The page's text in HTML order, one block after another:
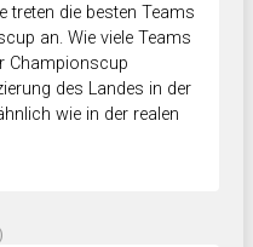
treten die besten Teams
an. Wie viele Teams
Championscup
des Landes in der
wie in der realen